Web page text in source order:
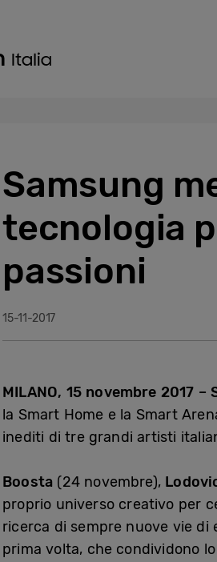
Samsung
tecnologia
passioni
15-11-2017
MILANO, 15 novembre 2017
la Smart Home e la Smart
inediti di tre grandi artisti
Boosta (24 novembre),
proprio universo creativo per
ricerca di sempre nuove vie
prima volta, che condividono